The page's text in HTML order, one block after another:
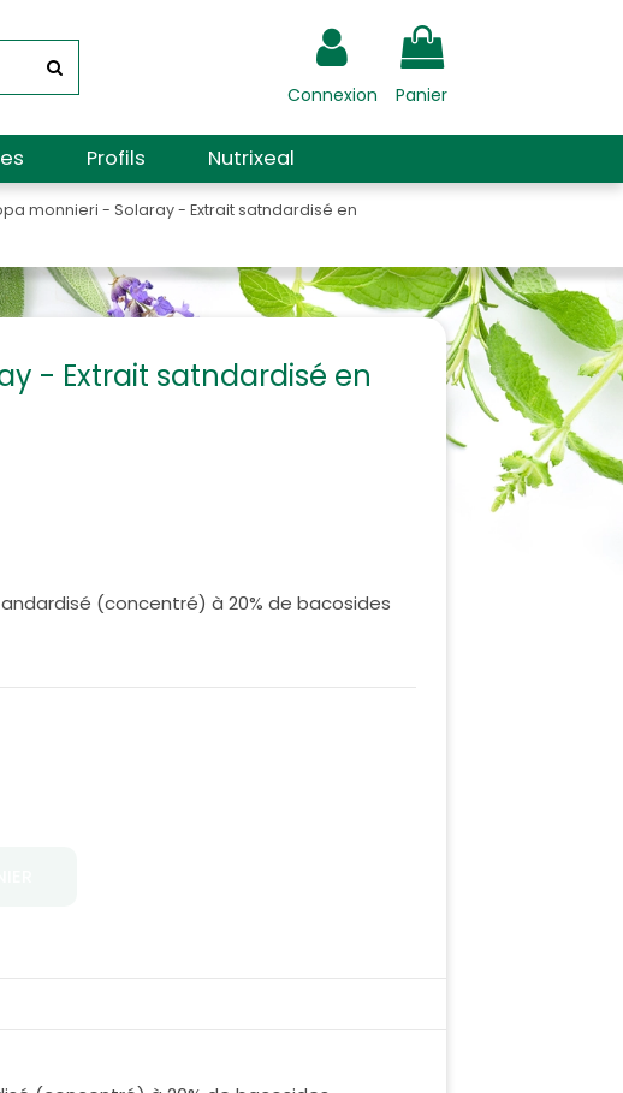
Connexion Panier
Profils Nutrixeal
monnieri - Solaray - Extrait satndardisé en
- Extrait satndardisé en
(concentré) à 20% de bacosides